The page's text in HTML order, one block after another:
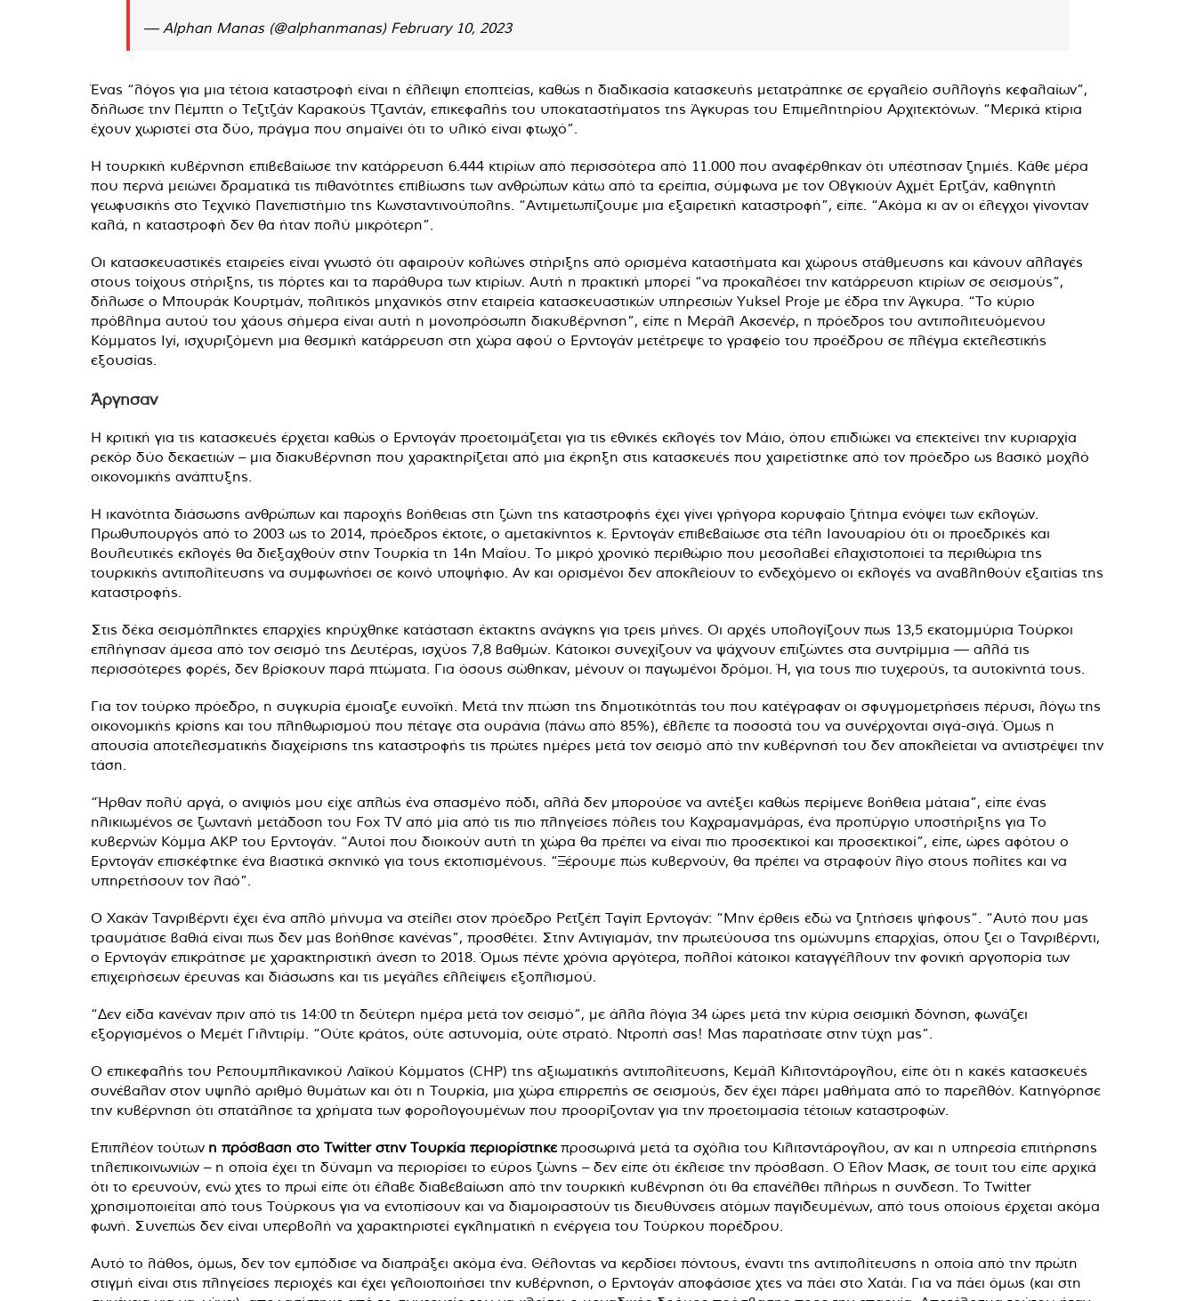
— Alphan Manas (@alphanmanas) February 10, 2023
Ένας “λόγος για μια τέτοια καταστροφή είναι η έλλειψη εποπτείας, καθώς η διαδικασία κατασκευής μετατράπηκε σε εργαλείο συλλογής κεφαλαίων”,
δήλωσε την Πέμπτη ο Τεζτζάν Καρακούς Τζαντάν, επικεφαλής του υποκαταστήματος της Άγκυρας του Επιμελητηρίου Αρχιτεκτόνων. “Μερικά κτίρια
έχουν χωριστεί στα δύο, πράγμα που σημαίνει ότι το υλικό είναι φτωχό”.
Η τουρκική κυβέρνηση επιβεβαίωσε την κατάρρευση 6.444 κτιρίων από περισσότερα από 11.000 που αναφέρθηκαν ότι υπέστησαν ζημιές. Κάθε μέρα
που περνά μειώνει δραματικά τις πιθανότητες επιβίωσης των ανθρώπων κάτω από τα ερείπια, σύμφωνα με τον Οβγκιούν Αχμέτ Ερτζάν, καθηγητή
γεωφυσικής στο Τεχνικό Πανεπιστήμιο της Κωνσταντινούπολης. “Αντιμετωπίζουμε μια εξαιρετική καταστροφή”, είπε. “Ακόμα κι αν οι έλεγχοι γίνονταν
καλά, η καταστροφή δεν θα ήταν πολύ μικρότερη”.
Οι κατασκευαστικές εταιρείες είναι γνωστό ότι αφαιρούν κολώνες στήριξης από ορισμένα καταστήματα και χώρους στάθμευσης και κάνουν αλλαγές
στους τοίχους στήριξης, τις πόρτες και τα παράθυρα των κτιρίων. Αυτή η πρακτική μπορεί “να προκαλέσει την κατάρρευση κτιρίων σε σεισμούς”,
δήλωσε ο Μπουράκ Κουρτμάν, πολιτικός μηχανικός στην εταιρεία κατασκευαστικών υπηρεσιών Yuksel Proje με έδρα την Άγκυρα. “Το κύριο
πρόβλημα αυτού του χάους σήμερα είναι αυτή η μονοπρόσωπη διακυβέρνηση”, είπε η Μεράλ Ακσενέρ, η πρόεδρος του αντιπολιτευόμενου
Κόμματος Iyi, ισχυριζόμενη μια θεσμική κατάρρευση στη χώρα αφού ο Ερντογάν μετέτρεψε το γραφείο του προέδρου σε πλέγμα εκτελεστικής
εξουσίας.
Άργησαν
Η κριτική για τις κατασκευές έρχεται καθώς ο Ερντογάν προετοιμάζεται για τις εθνικές εκλογές τον Μάιο, όπου επιδιώκει να επεκτείνει την κυριαρχία
ρεκόρ δύο δεκαετιών – μια διακυβέρνηση που χαρακτηρίζεται από μια έκρηξη στις κατασκευές που χαιρετίστηκε από τον πρόεδρο ως βασικό μοχλό
οικονομικής ανάπτυξης.
Η ικανότητα διάσωσης ανθρώπων και παροχής βοήθειας στη ζώνη της καταστροφής έχει γίνει γρήγορα κορυφαίο ζήτημα ενόψει των εκλογών.
Πρωθυπουργός από το 2003 ως το 2014, πρόεδρος έκτοτε, ο αμετακίνητος κ. Ερντογάν επιβεβαίωσε στα τέλη Ιανουαρίου ότι οι προεδρικές και
βουλευτικές εκλογές θα διεξαχθούν στην Τουρκία τη 14η Μαΐου. Το μικρό χρονικό περιθώριο που μεσολαβεί ελαχιστοποιεί τα περιθώρια της
τουρκικής αντιπολίτευσης να συμφωνήσει σε κοινό υποψήφιο. Αν και ορισμένοι δεν αποκλείουν το ενδεχόμενο οι εκλογές να αναβληθούν εξαιτίας της
καταστροφής.
Στις δέκα σεισμόπληκτες επαρχίες κηρύχθηκε κατάσταση έκτακτης ανάγκης για τρεις μήνες. Οι αρχές υπολογίζουν πως 13,5 εκατομμύρια Τούρκοι
επλήγησαν άμεσα από τον σεισμό της Δευτέρας, ισχύος 7,8 βαθμών. Κάτοικοι συνεχίζουν να ψάχνουν επιζώντες στα συντρίμμια — αλλά τις
περισσότερες φορές, δεν βρίσκουν παρά πτώματα. Για όσους σώθηκαν, μένουν οι παγωμένοι δρόμοι. Ή, για τους πιο τυχερούς, τα αυτοκίνητά τους.
Για τον τούρκο πρόεδρο, η συγκυρία έμοιαζε ευνοϊκή. Μετά την πτώση της δημοτικότητάς του που κατέγραφαν οι σφυγμομετρήσεις πέρυσι, λόγω της
οικονομικής κρίσης και του πληθωρισμού που πέταγε στα ουράνια (πάνω από 85%), έβλεπε τα ποσοστά του να συνέρχονται σιγά-σιγά. Όμως η
απουσία αποτελεσματικής διαχείρισης της καταστροφής τις πρώτες ημέρες μετά τον σεισμό από την κυβέρνησή του δεν αποκλείεται να αντιστρέψει την
τάση.
“Ήρθαν πολύ αργά, ο ανιψιός μου είχε απλώς ένα σπασμένο πόδι, αλλά δεν μπορούσε να αντέξει καθώς περίμενε βοήθεια μάταια”, είπε ένας
ηλικιωμένος σε ζωντανή μετάδοση του Fox TV από μία από τις πιο πληγείσες πόλεις του Καχραμανμάρας, ένα προπύργιο υποστήριξης για Το
κυβερνών Κόμμα AKP του Ερντογάν. “Αυτοί που διοικούν αυτή τη χώρα θα πρέπει να είναι πιο προσεκτικοί και προσεκτικοί”, είπε, ώρες αφότου ο
Ερντογάν επισκέφτηκε ένα βιαστικά σκηνικό για τους εκτοπισμένους. “Ξέρουμε πώς κυβερνούν, θα πρέπει να στραφούν λίγο στους πολίτες και να
υπηρετήσουν τον λαό”.
Ο Χακάν Τανριβέρντι έχει ένα απλό μήνυμα να στείλει στον πρόεδρο Ρετζέπ Ταγίπ Ερντογάν: “Μην έρθεις εδώ να ζητήσεις ψήφους”. “Αυτό που μας
τραυμάτισε βαθιά είναι πως δεν μας βοήθησε κανένας”, προσθέτει. Στην Αντιγιαμάν, την πρωτεύουσα της ομώνυμης επαρχίας, όπου ζει ο Τανριβέρντι,
ο Ερντογάν επικράτησε με χαρακτηριστική άνεση το 2018. Όμως πέντε χρόνια αργότερα, πολλοί κάτοικοι καταγγέλλουν την φονική αργοπορία των
επιχειρήσεων έρευνας και διάσωσης και τις μεγάλες ελλείψεις εξοπλισμού.
“Δεν είδα κανέναν πριν από τις 14:00 τη δεύτερη ημέρα μετά τον σεισμό”, με άλλα λόγια 34 ώρες μετά την κύρια σεισμική δόνηση, φωνάζει
εξοργισμένος ο Μεμέτ Γιλντιρίμ. “Ούτε κράτος, ούτε αστυνομία, ούτε στρατό. Ντροπή σας! Μας παρατήσατε στην τύχη μας”.
Ο επικεφαλής του Ρεπουμπλικανικού Λαϊκού Κόμματος (CHP) της αξιωματικής αντιπολίτευσης, Κεμάλ Κιλιτσντάρογλου, είπε ότι η κακές κατασκευές
συνέβαλαν στον υψηλό αριθμό θυμάτων και ότι η Τουρκία, μια χώρα επιρρεπής σε σεισμούς, δεν έχει πάρει μαθήματα από το παρελθόν. Κατηγόρησε
την κυβέρνηση ότι σπατάλησε τα χρήματα των φορολογουμένων που προορίζονταν για την προετοιμασία τέτοιων καταστροφών.
Επιπλέον τούτων η πρόσβαση στο Twitter στην Τουρκία περιορίστηκε προσωρινά μετά τα σχόλια του Κιλιτσντάρογλου, αν και η υπηρεσία επιτήρησης
τηλεπικοινωνιών – η οποία έχει τη δύναμη να περιορίσει το εύρος ζώνης – δεν είπε ότι έκλεισε την πρόσβαση. Ο Έλον Μασκ, σε τουιτ του είπε αρχικά
ότι το ερευνούν, ενώ χτες το πρωί είπε ότι έλαβε διαβεβαίωση από την τουρκική κυβένρηση ότι θα επανέλθει πλήρως η συνδεση. Το Twitter
χρησιμοποιείται από τους Τούρκους για να εντοπίσουν και να διαμοιραστούν τις διευθύνσεις ατόμων παγιδευμένων, από τους οποίους έρχεται ακόμα
φωνή. Συνεπώς δεν είναι υπερβολή να χαρακτηριστεί εγκληματική η ενέργεια του Τούρκου πορέδρου.
Αυτό το λάθος, όμως, δεν τον εμπόδισε να διαπράξει ακόμα ένα. Θέλοντας να κερδίσει πόντους, έναντι της αντιπολίτευσης η οποία από την πρώτη
στιγμή είναι στις πληγείσες περιοχές και έχει γελοιοποιήσει την κυβέρνηση, ο Ερντογάν αποφάσισε χτες να πάει στο Χατάι. Για να πάει όμως (και στη